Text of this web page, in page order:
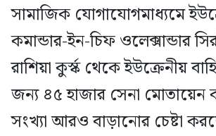
সামাজিক যোগাযোগমাধ্যমে
কমান্ডার-ইন-চিফ ওলেক্সান্ডার
রাশিয়া কুর্স্ক থেকে ইউক্রেনীয়
জন্য ৪৫ হাজার সেনা মোতায়েন
সংখ্যা আরও বাড়ানোর চেষ্টা